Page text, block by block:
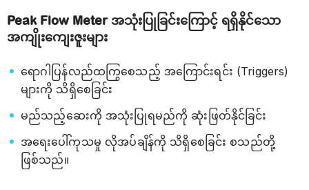
Peak Flow Meter အသုံးပြုခြင်းကြောင့် ရရှိနိုင်သော
အကျိုးကျေးဇူးများ
ရောဂါပြန်လည်ထကြွစေသည့် အကြောင်းရင်း (Triggers)
များကို သိရှိစေခြင်း
မည်သည့်ဆေးကို အသုံးပြုရမည်ကို ဆုံးဖြတ်နိုင်ခြင်း
အရေးပေါ်ကုသမှု လိုအပ်ချိန်ကို သိရှိစေခြင်း စသည်တို့
ဖြစ်သည်။